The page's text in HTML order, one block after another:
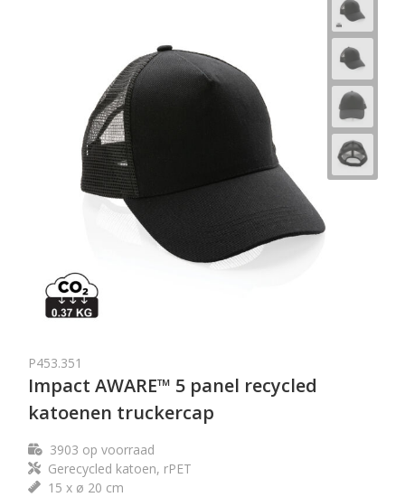
P453.351
Impact AWARE™ 5 panel recycled
katoenen truckercap
3903 op voorraad
Gerecycled katoen, rPET
15 x ø 20 cm